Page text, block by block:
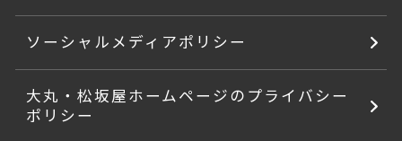
ソーシャルメディアポリシー
大丸・松坂屋ホームページのプライバシー
ポリシー